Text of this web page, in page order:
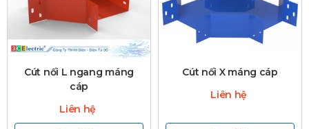
Cút nối L ngang máng
cáp
Liên hệ
Cút nối X máng cáp
Liên hệ